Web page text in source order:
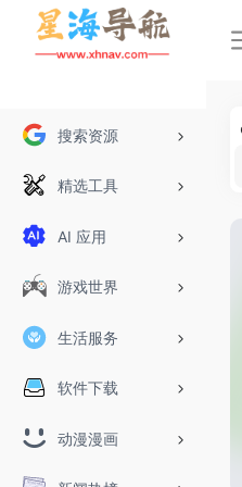
搜索资源
精选工具
AI 应用
游戏世界
生活服务
软件下载
动漫漫画